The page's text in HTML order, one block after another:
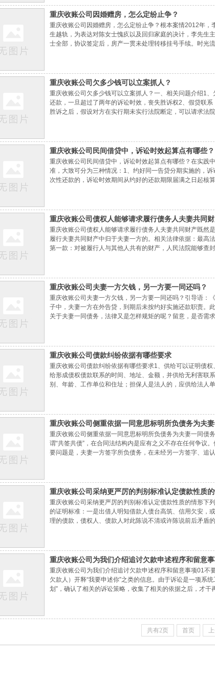
重庆收账公司​因婚赠房，怎么定纷止争？
重庆收账公司因婚赠房，怎么定纷止争？根本案情2012年
生越轨，为表达对陈女士愧疚以及回归家庭的决计，李先生
士全部，协议签定后，房产一贯未处理转移挂号手续。时光
重庆收账公司​欠多少钱可以立案抓人？
重庆收账公司欠多少钱可以立案抓人？一、相关问题介绍1
还款，一旦超过了两年的诉讼时效，丧失胜诉权2、假贷联
胜诉之后，假设对方在实行期未实行法院断定，可以请求法
重庆收账公司​民间借贷中，诉讼时效起算点有哪些？
重庆收账公司民间借贷中，诉讼时效起算点有哪些？在实践
准，大致可分为三种情况：1、约好同一告贷分期实施的，
次性还款的，诉讼时效期间从约好的还款期限届满之日起核
重庆收账公司​债权人能够请求履行债务人夫妻共同
重庆收账公司债权人能够请求履行债务人夫妻共同财产既然
履行夫妻共同财产中归于夫妻一方的。相关法律依据：最高
第一款：对被履行人与其他人共有的财产，人民法院能够查
重庆收账公司​夫妻一方欠钱，另一方要一同还吗？
重庆收账公司夫妻一方欠钱，另一方要一同还吗？引导语：
子中，夫妻一方在外告贷，到期后未按约好实施还款职责。
关于夫妻一同债务，法律又是怎样规矩的呢？留意，是否需
重庆收账公司​债款纠纷依据有哪些要求
重庆收账公司债款纠纷依据有哪些要求1、供给可以证明债
给形成债权债款联系的时间、地址、金额，并供给无利害联
别、年龄、工作单位和住址；担保人是法人的，应供给法人
重庆收账公司​侧重依据一同意思标明所负债务为夫
重庆收账公司侧重依据一同意思标明所负债务为夫妻一同债
谓“共签共债”，在合同法结构内是应有之义不存在任何争议
要问题是，夫妻一方签字所负债务，在未经另一方签字、追
重庆收账公司​采纳更严厉的判别标准认定债款性质
重庆收账公司采纳更严厉的判别标准认定债款性质的情形下
的证明标准：一是出借人明知借款人债台高筑、信用欠安，
理的债款，债权人、债款人对此陈说不清或许陈说前后矛盾
重庆收账公司​为我们介绍追讨欠款申述程序和留意
重庆收账公司为我们介绍追讨欠款申述程序和留意事项01不
欠款人）开释“我要申述你”之类的信息。由于诉讼是一项系
划”，确认了相关的诉讼策略，收集了相关的依据之后，才
共有2页 首页